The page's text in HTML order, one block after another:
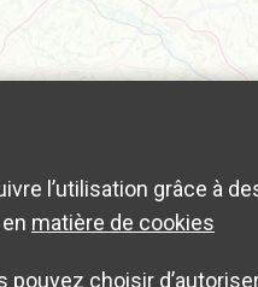
l’utilisation grâce à
matière de cookies
choisir